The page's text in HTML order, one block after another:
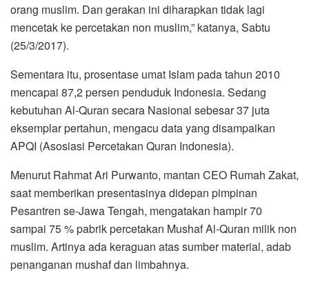
orang muslim. Dan gerakan ini diharapkan tidak lagi
mencetak ke percetakan non muslim,” katanya, Sabtu
(25/3/2017).
Sementara itu, prosentase umat Islam pada tahun 2010
mencapai 87,2 persen penduduk Indonesia. Sedang
kebutuhan Al-Quran secara Nasional sebesar 37 juta
eksemplar pertahun, mengacu data yang disampaikan
APQI (Asosiasi Percetakan Quran Indonesia).
Menurut Rahmat Ari Purwanto, mantan CEO Rumah Zakat,
saat memberikan presentasinya didepan pimpinan
Pesantren se-Jawa Tengah, mengatakan hampir 70
sampai 75 % pabrik percetakan Mushaf Al-Quran milik non
muslim. Artinya ada keraguan atas sumber material, adab
penanganan mushaf dan limbahnya.